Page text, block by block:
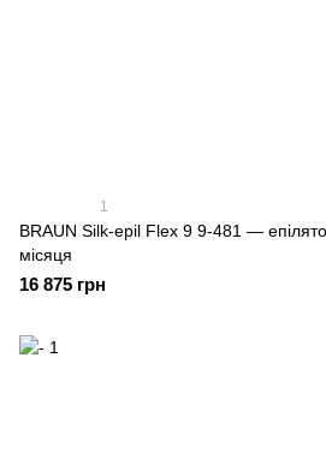
1
BRAUN Silk-epil Flex 9 9-481 —
місяця
16 875 грн